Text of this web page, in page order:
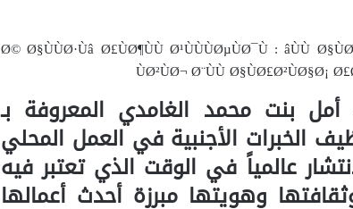
بنت محمد الغامدي المعروفة بـ
الخبرات الأجنبية في العمل المحلي
عالمياً في الوقت الذي تعتبر فيه
وهويتها مبرزة أحدث أعمالها